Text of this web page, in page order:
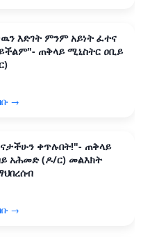
እድገት ምንም አይነት ፈተና
ጠቅላይ ሚኒስትር ዐቢይ
→
ቀጥሉበት!"- ጠቅላይ
አሕመድ (ዶ/ር) መልእክት
→